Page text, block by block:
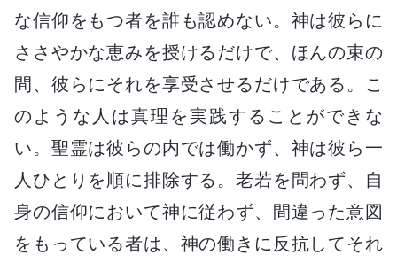
な信仰をもつ者を誰も認めない。神は彼らに
ささやかな恵みを授けるだけで、ほんの束の
間、彼らにそれを享受させるだけである。こ
のような人は真理を実践することができな
い。聖霊は彼らの内では働かず、神は彼ら一
人ひとりを順に排除する。老若を問わず、自
身の信仰において神に従わず、間違った意図
をもっている者は、神の働きに反抗してそれ